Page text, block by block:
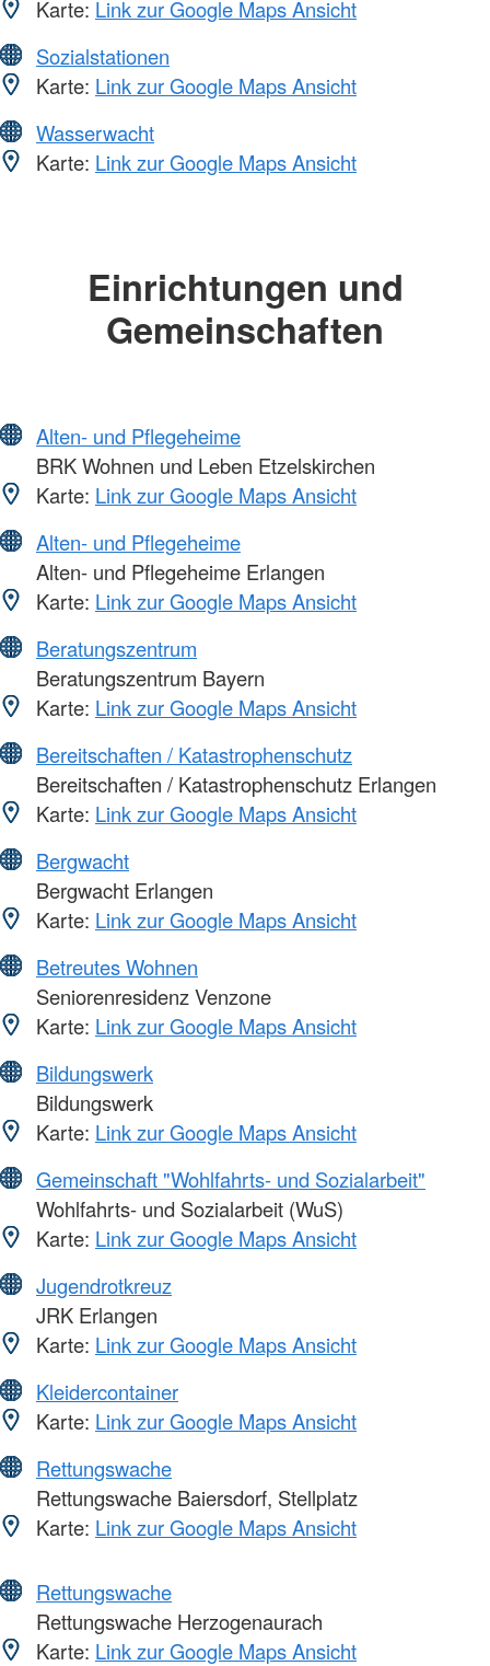
Karte: Link zur Google Maps Ansicht
Sozialstationen
Karte: Link zur Google Maps Ansicht
Wasserwacht
Karte: Link zur Google Maps Ansicht
Einrichtungen und
Gemeinschaften
Alten- und Pflegeheime
BRK Wohnen und Leben Etzelskirchen
Karte: Link zur Google Maps Ansicht
Alten- und Pflegeheime
Alten- und Pflegeheime Erlangen
Karte: Link zur Google Maps Ansicht
Beratungszentrum
Beratungszentrum Bayern
Karte: Link zur Google Maps Ansicht
Bereitschaften / Katastrophenschutz
Bereitschaften / Katastrophenschutz Erlangen
Karte: Link zur Google Maps Ansicht
Bergwacht
Bergwacht Erlangen
Karte: Link zur Google Maps Ansicht
Betreutes Wohnen
Seniorenresidenz Venzone
Karte: Link zur Google Maps Ansicht
Bildungswerk
Bildungswerk
Karte: Link zur Google Maps Ansicht
Gemeinschaft "Wohlfahrts- und Sozialarbeit"
Wohlfahrts- und Sozialarbeit (WuS)
Karte: Link zur Google Maps Ansicht
Jugendrotkreuz
JRK Erlangen
Karte: Link zur Google Maps Ansicht
Kleidercontainer
Karte: Link zur Google Maps Ansicht
Rettungswache
Rettungswache Baiersdorf, Stellplatz
Karte: Link zur Google Maps Ansicht
Rettungswache
Rettungswache Herzogenaurach
Karte: Link zur Google Maps Ansicht